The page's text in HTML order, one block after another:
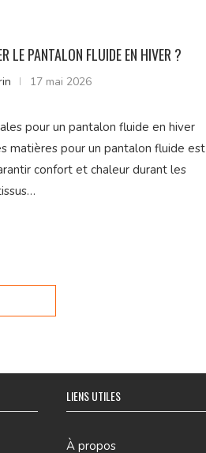
LE PANTALON FLUIDE EN HIVER ?
17 mai 2026
pour un pantalon fluide en hiver
matières pour un pantalon fluide est
confort et chaleur durant les
LIENS UTILES
À propos